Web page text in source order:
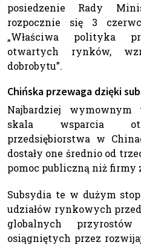
posiedzenie Rady
rozpocznie się 3
„Właściwa polityka
otwartych rynków,
dobrobytu”.
Chińska przewaga dzięki
Najbardziej
skala wsparcia
przedsiębiorstwa w
dostały one średnio od
pomoc publiczną niż firmy
Subsydia te w dużym
udziałów rynkowych
globalnych
osiągniętych przez